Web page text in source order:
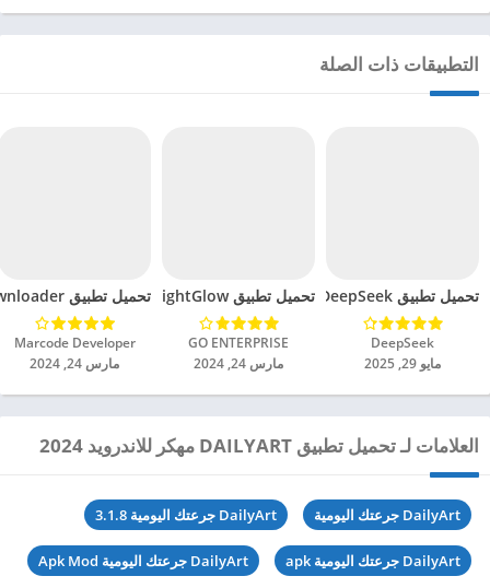
التطبيقات ذات الصلة
تحميل تطبيق DeepSeek مهكر للاندرويد 2025
DeepSeek‏
مايو 29, 2025
تحميل تطبيق BrightGlow مهكر للاندرويد 2024
GO ENTERPRISE‏
مارس 24, 2024
تحميل تطبيق mp4 video downloader مهكر للاندرويد 2024
Marcode Developer‏
مارس 24, 2024
العلامات لـ تحميل تطبيق DAILYART مهكر للاندرويد 2024
DailyArt جرعتك اليومية DailyArt جرعتك اليومية 3.1.8
DailyArt جرعتك اليومية apk DailyArt جرعتك اليومية Apk Mod